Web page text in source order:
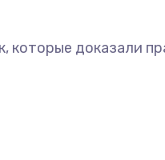
которые доказали